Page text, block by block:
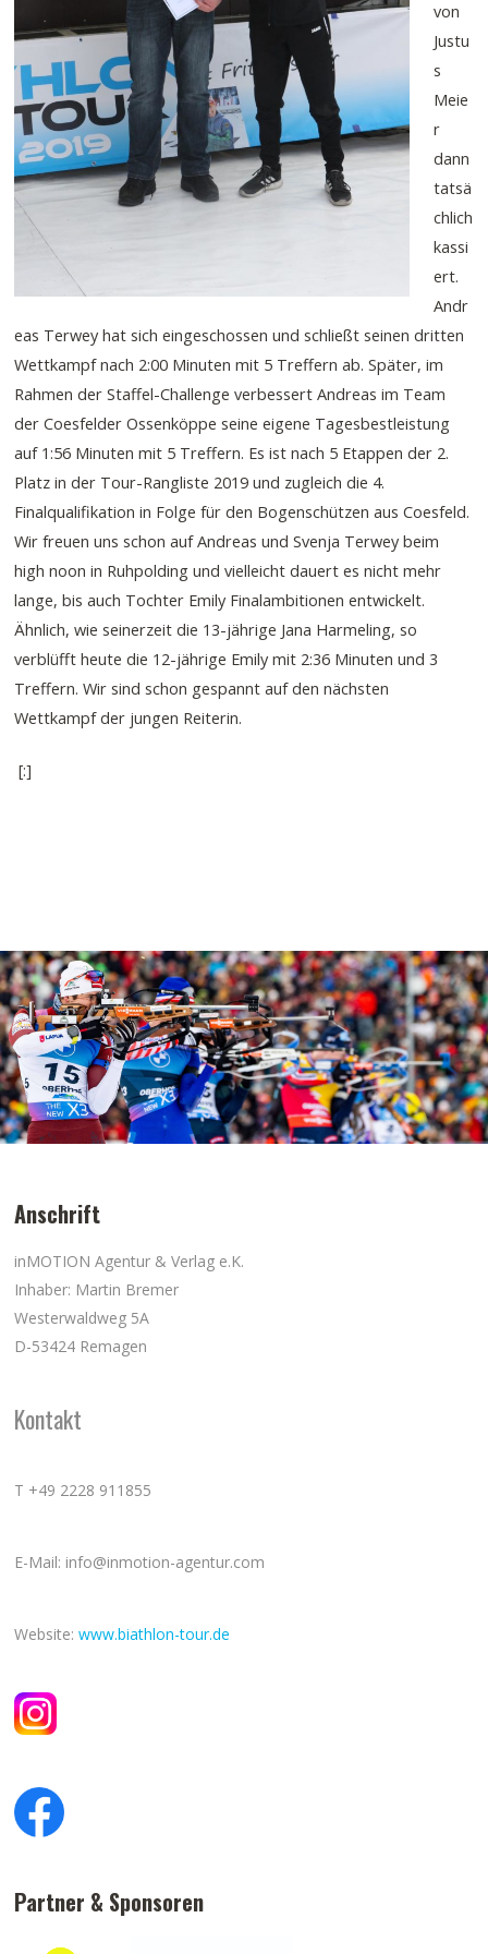
von
Justu
s
Meie
r
dann
tatsä
chlich
kassi
ert.
Andr
eas Terwey hat sich eingeschossen und schließt seinen dritten
Wettkampf nach 2:00 Minuten mit 5 Treffern ab. Später, im
Rahmen der Staffel-Challenge verbessert Andreas im Team
der Coesfelder Ossenköppe seine eigene Tagesbestleistung
auf 1:56 Minuten mit 5 Treffern. Es ist nach 5 Etappen der 2.
Platz in der Tour-Rangliste 2019 und zugleich die 4.
Finalqualifikation in Folge für den Bogenschützen aus Coesfeld.
Wir freuen uns schon auf Andreas und Svenja Terwey beim
high noon in Ruhpolding und vielleicht dauert es nicht mehr
lange, bis auch Tochter Emily Finalambitionen entwickelt.
Ähnlich, wie seinerzeit die 13-jährige Jana Harmeling, so
verblüfft heute die 12-jährige Emily mit 2:36 Minuten und 3
Treffern. Wir sind schon gespannt auf den nächsten
Wettkampf der jungen Reiterin.
[:]
Anschrift
inMOTION Agentur & Verlag e.K.
Inhaber: Martin Bremer
Westerwaldweg 5A
D-53424 Remagen
Kontakt
T +49 2228 911855
E-Mail: info@inmotion-agentur.com
Website:www.biathlon-tour.de
Partner & Sponsoren